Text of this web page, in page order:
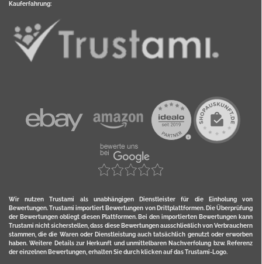
Kauferfahrung:
Wir nutzen Trustami als unabhängigen Dienstleister für die Einholung von
Bewertungen. Trustami importiert Bewertungen von Drittplattformen. Die Überprüfung
der Bewertungen obliegt diesen Plattformen. Bei den importierten Bewertungen kann
Trustami nicht sicherstellen, dass diese Bewertungen ausschließlich von Verbrauchern
stammen, die die Waren oder Dienstleistung auch tatsächlich genutzt oder erworben
haben. Weitere Details zur Herkunft und unmittelbaren Nachverfolung bzw. Referenz
der einzelnen Bewertungen, erhalten Sie durch klicken auf das Trustami-Logo.